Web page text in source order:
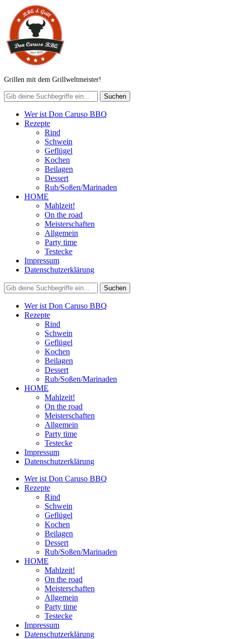
Grillen mit dem Grillweltmeister!
Wer ist Don Caruso BBQ
Rezepte
Rind
Schwein
Geflügel
Kochen
Beilagen
Dessert
Rub/Soßen/Marinaden
HOME
Mahlzeit!
On the road
Meisterschaften
Allgemein
Party time
Testecke
Impressum
Datenschutzerklärung
Wer ist Don Caruso BBQ
Rezepte
Rind
Schwein
Geflügel
Kochen
Beilagen
Dessert
Rub/Soßen/Marinaden
HOME
Mahlzeit!
On the road
Meisterschaften
Allgemein
Party time
Testecke
Impressum
Datenschutzerklärung
Wer ist Don Caruso BBQ
Rezepte
Rind
Schwein
Geflügel
Kochen
Beilagen
Dessert
Rub/Soßen/Marinaden
HOME
Mahlzeit!
On the road
Meisterschaften
Allgemein
Party time
Testecke
Impressum
Datenschutzerklärung